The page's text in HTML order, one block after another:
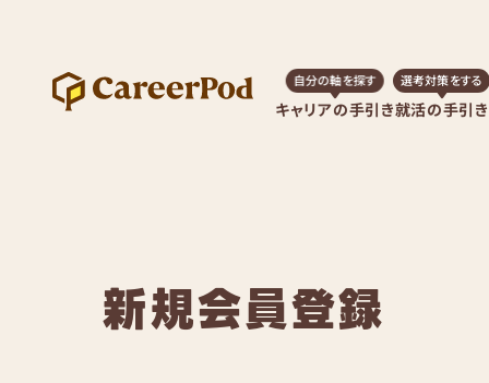
キャリアの手引き
自分の軸を探す
就活の手引き
選考対策をする
新規会員登録